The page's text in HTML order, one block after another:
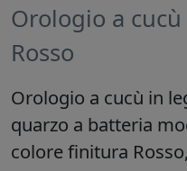
Orologio a
Rosso
Orologio a cucù in
quarzo a batteria
colore finitura